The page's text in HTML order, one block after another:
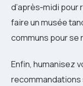
d’après‑midi
faire un musée
communs pour se
Enfin, humanisez